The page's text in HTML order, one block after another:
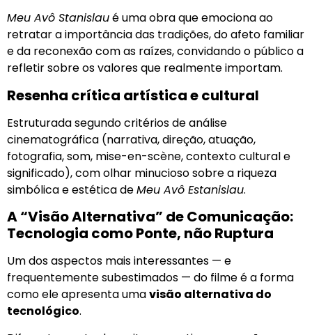
Meu Avô Stanislaué uma obra que emociona ao
retratar a importância das tradições, do afeto familiar
e da reconexão com as raízes, convidando o público a
refletir sobre os valores que realmente importam.
Resenha crítica artística e cultural
Estruturada segundo critérios de análise
cinematográfica (narrativa, direção, atuação,
fotografia, som, mise-en-scène, contexto cultural e
significado), com olhar minucioso sobre a riqueza
simbólica e estética deMeu Avô Estanislau.
A “Visão Alternativa” de Comunicação:
Tecnologia como Ponte, não Ruptura
Um dos aspectos mais interessantes — e
frequentemente subestimados — do filme é a forma
como ele apresenta umavisão alternativa do
tecnológico.